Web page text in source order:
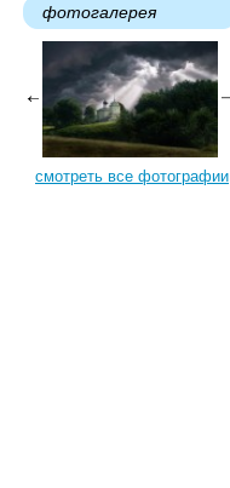
фотогалерея
смотреть все фотографии